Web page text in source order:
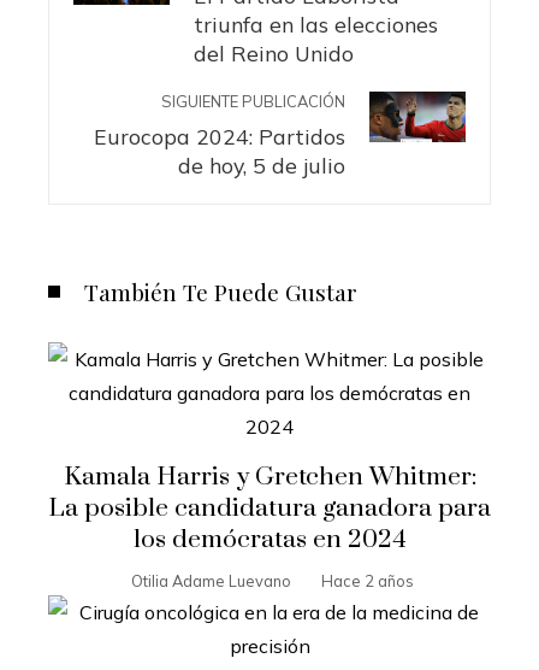
triunfa en las elecciones
del Reino Unido
SIGUIENTE PUBLICACIÓN
Eurocopa 2024: Partidos
de hoy, 5 de julio
También Te Puede Gustar
Kamala Harris y Gretchen Whitmer:
La posible candidatura ganadora para
los demócratas en 2024
Otilia Adame Luevano Hace 2 años